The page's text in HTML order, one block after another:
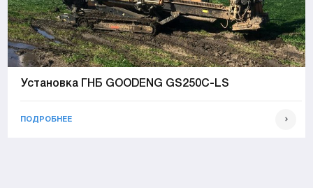
Установка ГНБ GOODENG GS250C-LS
ПОДРОБНЕЕ